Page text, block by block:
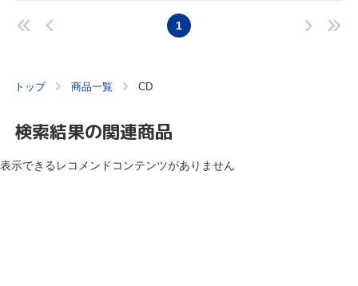
1
トップ 商品一覧 CD
検索結果の関連商品
表示できるレコメンドコンテンツがありません